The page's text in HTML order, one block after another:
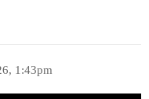
1:43pm